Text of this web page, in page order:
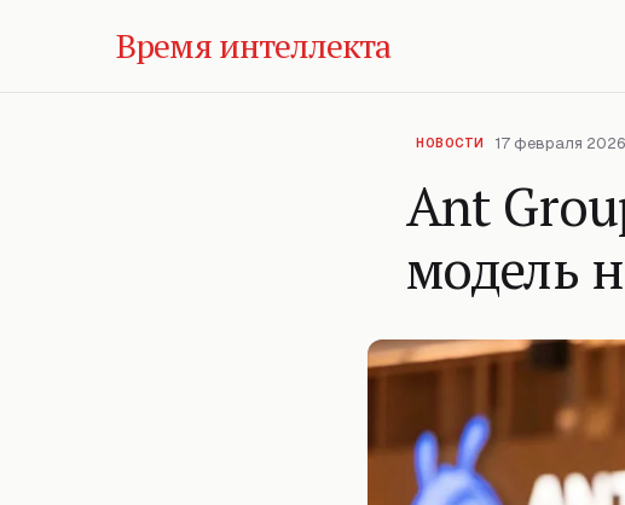
Время интеллекта
НОВОСТИ 17 февраля 2026
Ant
модель